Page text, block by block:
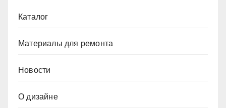
Каталог
Материалы для ремонта
Новости
О дизайне